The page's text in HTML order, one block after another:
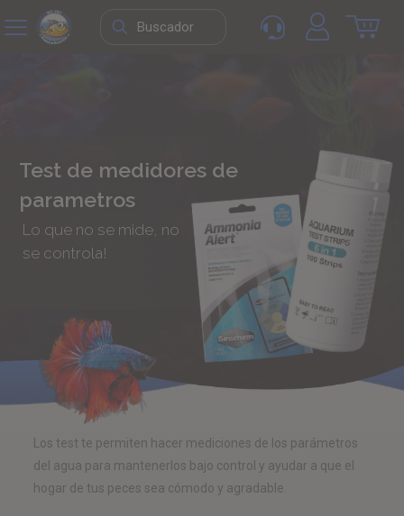
Lo que no se mide, no
se controla!
Test de medidores de
parametros
Los test te permiten hacer mediciones de los parámetros
del agua para mantenerlos bajo control y ayudar a que el
hogar de tus peces sea cómodo y agradable.